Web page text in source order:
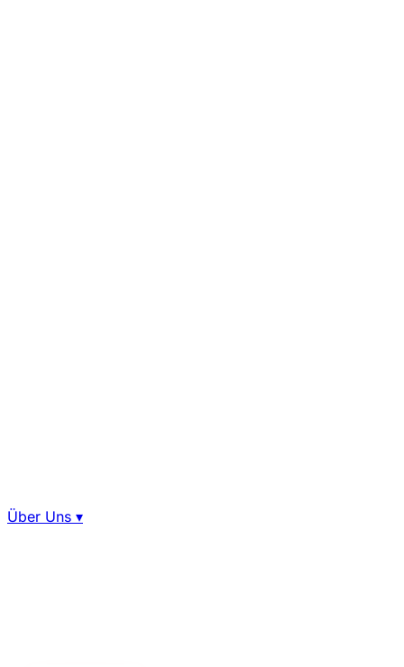
Über Uns ▾